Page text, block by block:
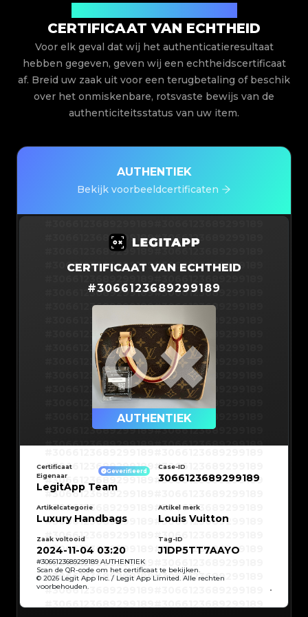
CERTIFICAAT VAN ECHTHEID
Voor elk geval dat wij het authenticatieresultaat
hebben gegeven, geven wij een echtheidscertificaat
af. Breid uw zaak uit voor een terugbetaling of beschik
over het onmiskenbare, rotsvaste bewijs van de
authenticiteitsstatus van uw item.
AUTHENTIEK
Bekijk voorbeeldcertificaten
#3066123689299189#3066123689299189
#3066123689299189#3066123689299189
#3066123689299189#3066123689299189
#3066123689299189#3066123689299189
#3066123689299189#3066123689299189
#3066123689299189#3066123689299189
#3066123689299189#3066123689299189
#3066123689299189#3066123689299189
#3066123689299189#3066123689299189
#3066123689299189#3066123689299189
#3066123689299189#3066123689299189
#3066123689299189#3066123689299189
#3066123689299189#3066123689299189
#3066123689299189#3066123689299189
#3066123689299189
#3066123689299189
#3066123689299189
#3066123689299189
#3066123689299189
#3066123689299189
#3066123689299189
#3066123689299189
#3066123689299189
#3066123689299189
#3066123689299189
#3066123689299189#3066123689299189
#3066123689299189#3066123689299189
#3066123689299189#3066123689299189
CERTIFICAAT VAN ECHTHEID
#3066123689299189
AUTHENTIEK
#3066123689299189
#3066123689299189
#3066123689299189
#3066123689299189
#3066123689299189
#3066123689299189
#3066123689299189
#3066123689299189
#3066123689299189
#3066123689299189
#3066123689299189
#3066123689299189
#3066123689299189
#3066123689299189
#3066123689299189#3066123689299189
#3066123689299189
Certificaat
Eigenaar
Geverifieerd
LegitApp Team
Case-ID
3066123689299189
Artikelcategorie
Luxury Handbags
Artikel merk
Louis Vuitton
Zaak voltooid
2024-11-04 03:20
Tag-ID
J1DP5TT7AAYO
#3066123689299189 AUTHENTIEK
Scan de QR-code om het certificaat te bekijken.
© 2026 Legit App Inc. / Legit App Limited. Alle rechten
voorbehouden.